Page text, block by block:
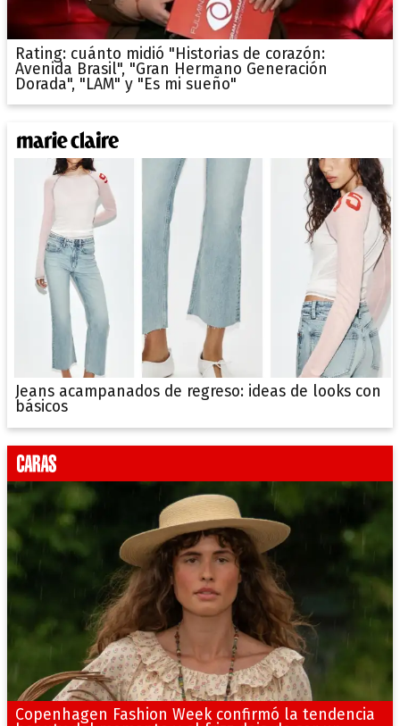
Rating: cuánto midió "Historias de corazón:
Avenida Brasil", "Gran Hermano Generación
Dorada", "LAM" y "Es mi sueño"
Jeans acampanados de regreso: ideas de looks con
básicos
Copenhagen Fashion Week confirmó la tendencia